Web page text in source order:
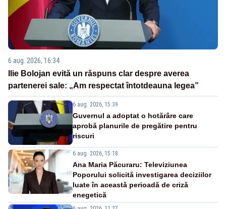
6 aug. 2026, 16:34
Ilie Bolojan evită un răspuns clar despre averea
partenerei sale: „Am respectat întotdeauna legea”
6 aug. 2026, 15:39
Guvernul a adoptat o hotărâre care
aprobă planurile de pregătire pentru
riscuri
6 aug. 2026, 15:18
Ana Maria Păcuraru: Televiziunea
Poporului solicită investigarea deciziilor
luate în această perioadă de criză
enegetică